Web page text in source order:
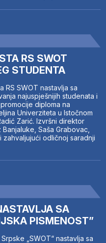
RS SWOT
STUDENTA
RS SWOT nastavlja sa
najuspješnijih studenata i
diploma na
Univerziteta u Istočnom
Zarić. Izvršni direktor
Saša Grabovac,
odličnoj saradnji
SA
PISMENOST”
„SWOT“ nastavlja sa